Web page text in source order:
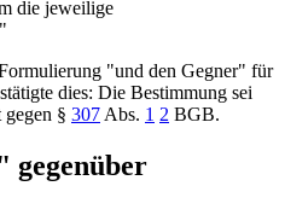
die jeweilige
"und den Gegner" für
dies: Die Bestimmung sei
§ 307 Abs. 1 2 BGB.
gegenüber